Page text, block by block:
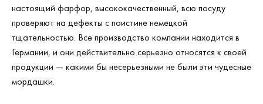
настоящий фарфор, высококачественный, всю посуду
проверяют на дефекты с поистине немецкой
тщательностью. Все производство компании находится в
Германии, и они действительно серьезно относятся к своей
продукции — какими бы несерьезными не были эти чудесные
мордашки.